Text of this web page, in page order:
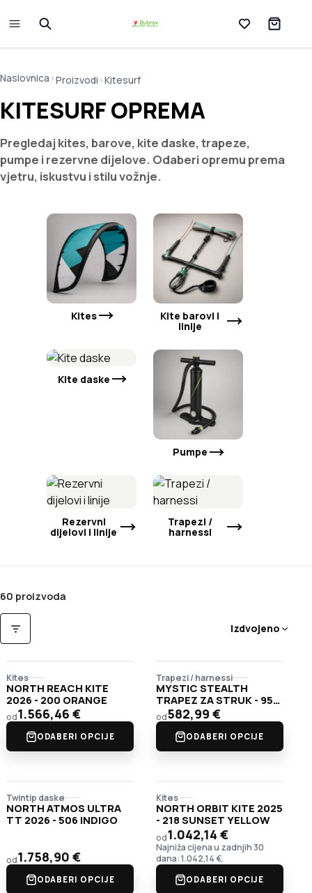
Lista želja
Naslovnica >Proizvodi >Kitesurf
KITESURF OPREMA
Pregledaj kites, barove, kite daske, trapeze,
pumpe i rezervne dijelove. Odaberi opremu prema
vjetru, iskustvu i stilu vožnje.
Kites Kite barovi i
linije
Kite daske
Pumpe
Rezervni
dijelovi i linije
Trapezi /
harnessi
FILTRI
60 proizvoda
Izdvojeno
Kites
NORTH REACH KITE
2026 - 200 ORANGE
od1.566,46 €
ODABERI OPCIJE
Trapezi / harnessi
MYSTIC STEALTH
TRAPEZ ZA STRUK - 953
CRNO-LIMETA
od582,99 €
ODABERI OPCIJE
Twintip daske
NORTH ATMOS ULTRA
TT 2026 - 506 INDIGO
od1.758,90 €
ODABERI OPCIJE
Kites
NORTH ORBIT KITE 2025
- 218 SUNSET YELLOW
od1.042,14 €
Najniža cijena u zadnjih 30
dana:1.042,14€.
ODABERI OPCIJE